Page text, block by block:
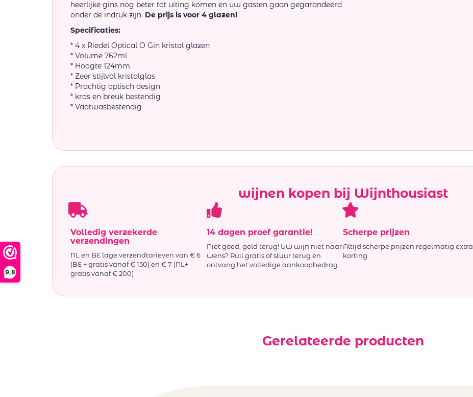
9,8
heerlijke gins nog beter tot uiting komen en uw gasten gaan gegarandeerd
onder de indruk zijn. De prijs is voor 4 glazen!
Specificaties:
* 4 x Riedel Optical O Gin kristal glazen
* Volume 762ml
* Hoogte 124mm
* Zeer stijlvol kristalglas
* Prachtig optisch design
* kras en breuk bestendig
* Vaatwasbestendig
wijnen kopen bij Wijnthousiast
Volledig verzekerde
verzendingen
NL en BE lage verzendtarieven van € 6
(BE + gratis vanaf € 150) en € 7 (NL+
gratis vanaf € 200)
14 dagen proef garantie!
Niet goed, geld terug! Uw wijn niet naar
wens? Ruil gratis of stuur terug en
ontvang het volledige aankoopbedrag.
Scherpe prijzen
Altijd scherpe prijzen regelmatig extra
korting
Gerelateerde producten